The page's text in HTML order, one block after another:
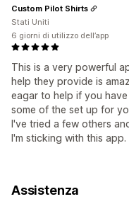
This is a very powerful
help they provide is
eagar to help if you
some of the set up for
I've tried a few others
I'm sticking with this
Custom Pilot Shirts
Stati Uniti
6 giorni di utilizzo dell’app
Assistenza